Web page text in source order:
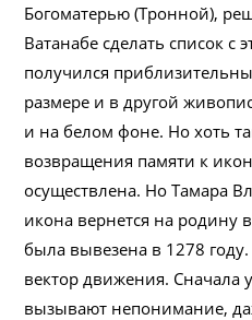
Богоматерью (Тронной),
Ватанабе сделать список с
получился
размере и в другой
и на белом фоне. Но хоть
возвращения памяти к
осуществлена. Но Тамара
икона вернется на
была вывезена в 1278
вектор движения. Сначала
вызывают непонимание,